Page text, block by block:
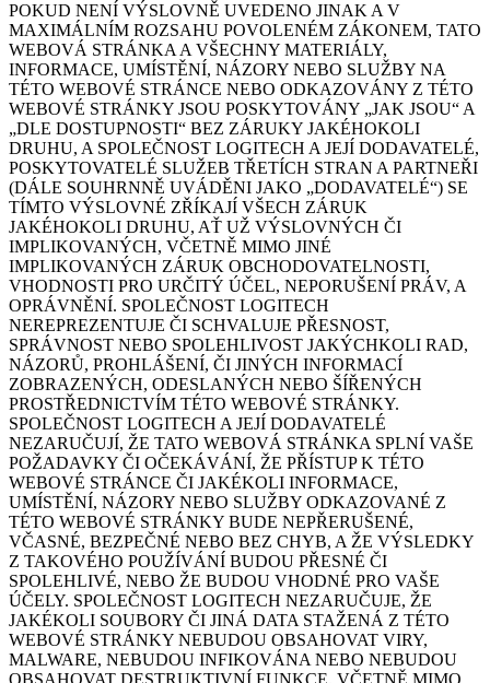
POKUD NENÍ VÝSLOVNĚ UVEDENO JINAK A V
MAXIMÁLNÍM ROZSAHU POVOLENÉM ZÁKONEM, TATO
WEBOVÁ STRÁNKA A VŠECHNY MATERIÁLY,
INFORMACE, UMÍSTĚNÍ, NÁZORY NEBO SLUŽBY NA
TÉTO WEBOVÉ STRÁNCE NEBO ODKAZOVÁNY Z TÉTO
WEBOVÉ STRÁNKY JSOU POSKYTOVÁNY „JAK JSOU“ A
„DLE DOSTUPNOSTI“ BEZ ZÁRUKY JAKÉHOKOLI
DRUHU, A SPOLEČNOST LOGITECH A JEJÍ DODAVATELÉ,
POSKYTOVATELÉ SLUŽEB TŘETÍCH STRAN A PARTNEŘI
(DÁLE SOUHRNNĚ UVÁDĚNI JAKO „DODAVATELÉ“) SE
TÍMTO VÝSLOVNÉ ZŘÍKAJÍ VŠECH ZÁRUK
JAKÉHOKOLI DRUHU, AŤ UŽ VÝSLOVNÝCH ČI
IMPLIKOVANÝCH, VČETNĚ MIMO JINÉ
IMPLIKOVANÝCH ZÁRUK OBCHODOVATELNOSTI,
VHODNOSTI PRO URČITÝ ÚČEL, NEPORUŠENÍ PRÁV, A
OPRÁVNĚNÍ. SPOLEČNOST LOGITECH
NEREPREZENTUJE ČI SCHVALUJE PŘESNOST,
SPRÁVNOST NEBO SPOLEHLIVOST JAKÝCHKOLI RAD,
NÁZORŮ, PROHLÁŠENÍ, ČI JINÝCH INFORMACÍ
ZOBRAZENÝCH, ODESLANÝCH NEBO ŠÍŘENÝCH
PROSTŘEDNICTVÍM TÉTO WEBOVÉ STRÁNKY.
SPOLEČNOST LOGITECH A JEJÍ DODAVATELÉ
NEZARUČUJÍ, ŽE TATO WEBOVÁ STRÁNKA SPLNÍ VAŠE
POŽADAVKY ČI OČEKÁVÁNÍ, ŽE PŘÍSTUP K TÉTO
WEBOVÉ STRÁNCE ČI JAKÉKOLI INFORMACE,
UMÍSTĚNÍ, NÁZORY NEBO SLUŽBY ODKAZOVANÉ Z
TÉTO WEBOVÉ STRÁNKY BUDE NEPŘERUŠENÉ,
VČASNÉ, BEZPEČNÉ NEBO BEZ CHYB, A ŽE VÝSLEDKY
Z TAKOVÉHO POUŽÍVÁNÍ BUDOU PŘESNÉ ČI
SPOLEHLIVÉ, NEBO ŽE BUDOU VHODNÉ PRO VAŠE
ÚČELY. SPOLEČNOST LOGITECH NEZARUČUJE, ŽE
JAKÉKOLI SOUBORY ČI JINÁ DATA STAŽENÁ Z TÉTO
WEBOVÉ STRÁNKY NEBUDOU OBSAHOVAT VIRY,
MALWARE, NEBUDOU INFIKOVÁNA NEBO NEBUDOU